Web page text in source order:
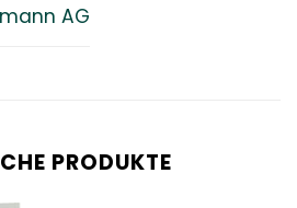
AG
PRODUKTE